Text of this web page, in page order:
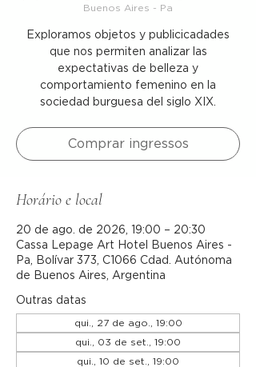
Buenos Aires - Pa
Exploramos objetos y publicicadades
que nos permiten analizar las
expectativas de belleza y
comportamiento femenino en la
sociedad burguesa del siglo XIX.
Comprar ingressos
Horário e local
20 de ago. de 2026, 19:00 – 20:30
Cassa Lepage Art Hotel Buenos Aires -
Pa, Bolívar 373, C1066 Cdad. Autónoma
de Buenos Aires, Argentina
Outras datas
qui., 27 de ago., 19:00
qui., 03 de set., 19:00
qui., 10 de set., 19:00